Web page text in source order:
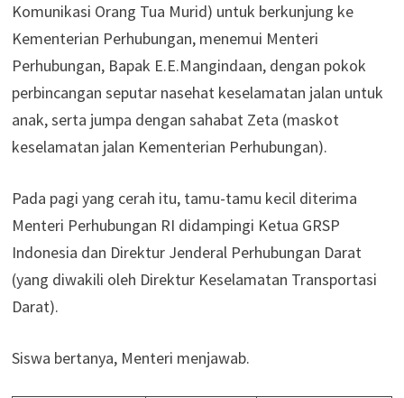
Komunikasi Orang Tua Murid) untuk berkunjung ke
Kementerian Perhubungan, menemui Menteri
Perhubungan, Bapak E.E.Mangindaan, dengan pokok
perbincangan seputar nasehat keselamatan jalan untuk
anak, serta jumpa dengan sahabat Zeta (maskot
keselamatan jalan Kementerian Perhubungan).
Pada pagi yang cerah itu, tamu-tamu kecil diterima
Menteri Perhubungan RI didampingi Ketua GRSP
Indonesia dan Direktur Jenderal Perhubungan Darat
(yang diwakili oleh Direktur Keselamatan Transportasi
Darat).
Siswa bertanya, Menteri menjawab.